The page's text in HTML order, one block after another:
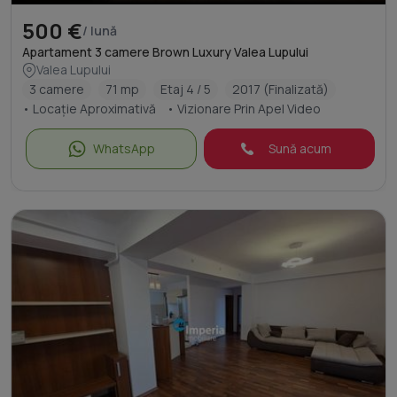
500 €/ lună
Apartament 3 camere Brown Luxury Valea Lupului
Valea Lupului
3 camere
71 mp Etaj 4 / 5
2017 (Finalizată)
• Locație Aproximativă
• Vizionare Prin Apel Video
WhatsApp Sună acum